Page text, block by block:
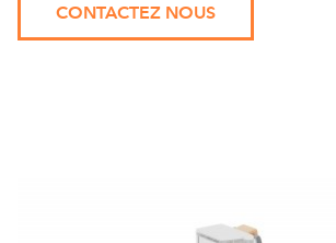
CONTACTEZ NOUS